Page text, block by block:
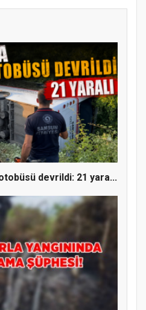
devrildi: 21 yara...